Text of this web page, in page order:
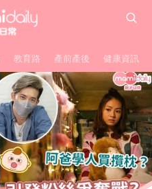
教育路 產前產後 健康資訊